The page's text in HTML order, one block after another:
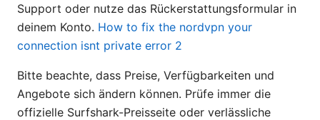
Support oder nutze das Rückerstattungsformular in
deinem Konto. How to fix the nordvpn your
connection isnt private error 2
Bitte beachte, dass Preise, Verfügbarkeiten und
Angebote sich ändern können. Prüfe immer die
offizielle Surfshark-Preisseite oder verlässliche